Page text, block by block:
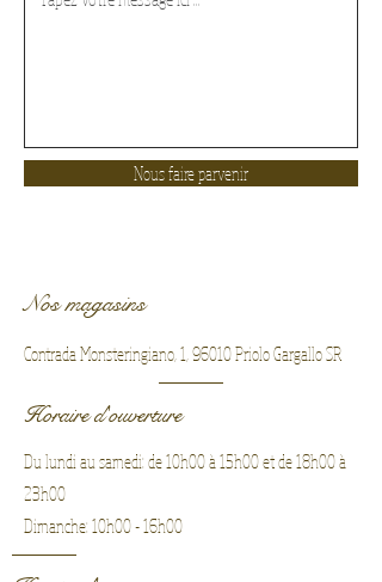
Nous faire parvenir
Nos magasins
Contrada Monsteringiano, 1, 96010 Priolo Gargallo SR
Horaire d'ouverture
Du lundi au samedi: de 10h00 à 15h00 et de 18h00 à
23h00
Dimanche: 10h00 - 16h00